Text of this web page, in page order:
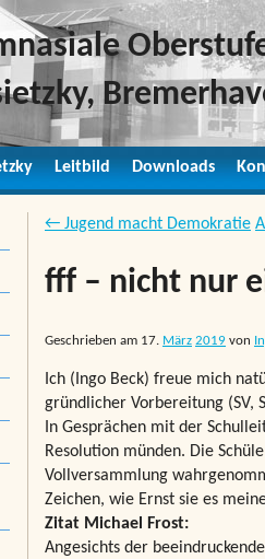
Leitbild Downloads
← Jugend macht Demokratie
fff – nicht nur
Geschrieben am 17. März 2019 von
Ich (Ingo Beck) freue mich
gründlicher Vorbereitung (SV,
In Gesprächen mit der
Resolution münden. Die
Vollversammlung
Zeichen, wie Ernst sie es
Zitat Michael Frost:
Angesichts der